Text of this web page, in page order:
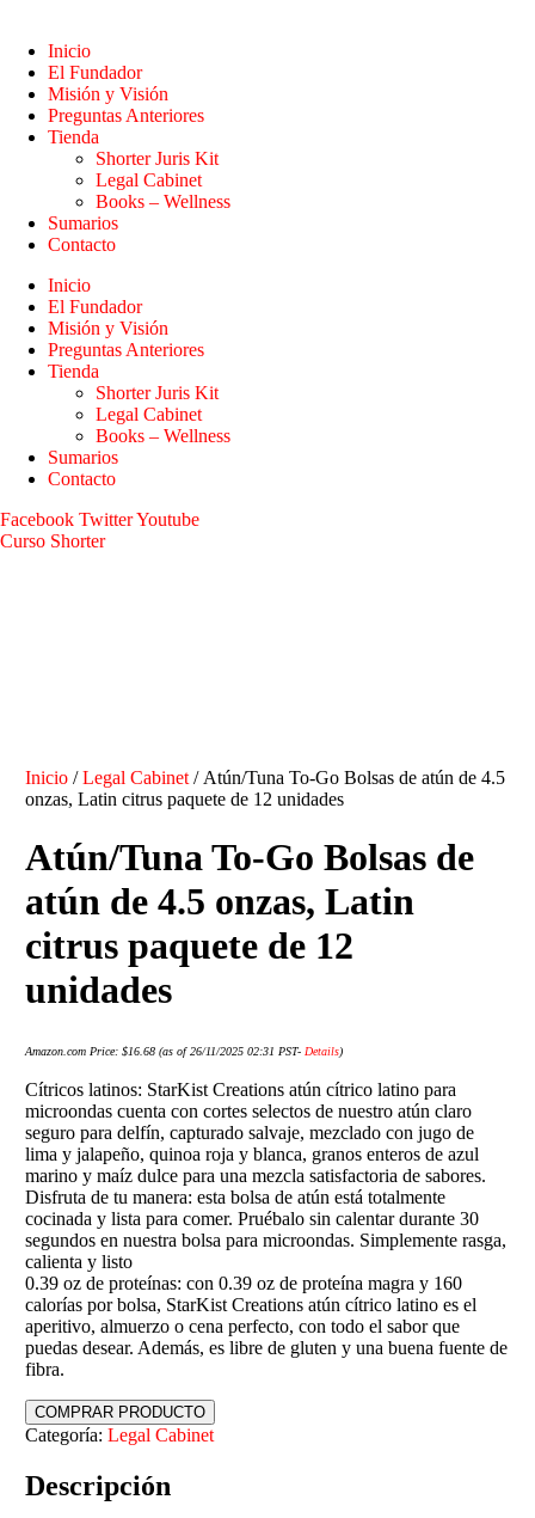
Inicio
El Fundador
Misión y Visión
Preguntas Anteriores
Tienda
Shorter Juris Kit
Legal Cabinet
Books – Wellness
Sumarios
Contacto
Inicio
El Fundador
Misión y Visión
Preguntas Anteriores
Tienda
Shorter Juris Kit
Legal Cabinet
Books – Wellness
Sumarios
Contacto
Facebook TwitterYoutube
Curso Shorter
Inicio /Legal Cabinet / Atún/Tuna To-Go Bolsas de atún de 4.5
onzas, Latin citrus paquete de 12 unidades
Atún/Tuna To-Go Bolsas de
atún de 4.5 onzas, Latin
citrus paquete de 12
unidades
Amazon.com Price:$16.68 (as of 26/11/2025 02:31 PST- Details)
Cítricos latinos: StarKist Creations atún cítrico latino para
microondas cuenta con cortes selectos de nuestro atún claro
seguro para delfín, capturado salvaje, mezclado con jugo de
lima y jalapeño, quinoa roja y blanca, granos enteros de azul
marino y maíz dulce para una mezcla satisfactoria de sabores.
Disfruta de tu manera: esta bolsa de atún está totalmente
cocinada y lista para comer. Pruébalo sin calentar durante 30
segundos en nuestra bolsa para microondas. Simplemente rasga,
calienta y listo
0.39 oz de proteínas: con 0.39 oz de proteína magra y 160
calorías por bolsa, StarKist Creations atún cítrico latino es el
aperitivo, almuerzo o cena perfecto, con todo el sabor que
puedas desear. Además, es libre de gluten y una buena fuente de
fibra.
COMPRAR PRODUCTO
Categoría:Legal Cabinet
Descripción